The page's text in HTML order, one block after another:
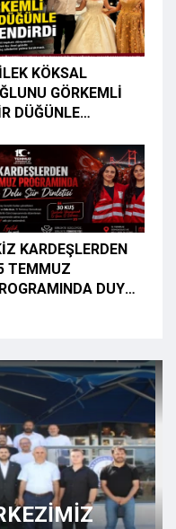
KÖKSAL
GÖRKEMLİ
DÜĞÜNLE
KARDEŞLERDEN
TEMMUZ
DUYGU